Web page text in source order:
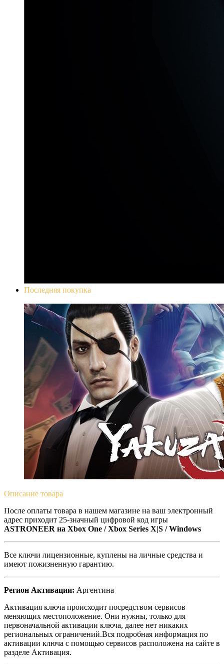
Последняя покупка
Описание товара
После оплаты товара в нашем магазине на ваш электронный
адрес приходит 25-значный цифровой код игры
ASTRONEER на Xbox One / Xbox Series X|S / Windows
Все ключи лицензионные, куплены на личные средства и
имеют пожизненную гарантию.
Регион Активации: Аргентина
Активация ключа происходит посредством сервисов
меняющих местоположение. Они нужны, только для
первоначальной активации ключа, далее нет никаких
региональных ограничений.Вся подробная информация по
активации ключа с помощью сервисов расположена на сайте в
разделе Активация.